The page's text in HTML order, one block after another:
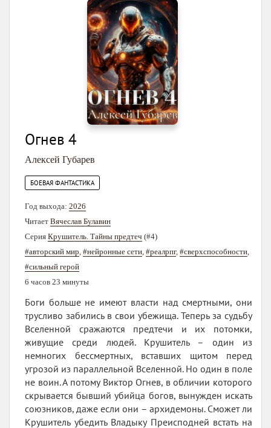
Огнев 4
Алексей Губарев
БОЕВАЯ ФАНТАСТИКА
Год выхода: 2026
Читает Вячеслав Булавин
Серия Крушитель. Тайны предтеч (#4)
#авторский мир #нейронные сети #реалрпг, #сверхспособности
#сильный герой
6 часов 23 минуты
Боги больше не имеют власти над смертными, они
трусливо забились в свои убежища. Теперь за судьбу
Вселенной сражаются предтечи и их потомки,
живущие среди людей. Крушитель – один из
немногих бессмертных, вставших щитом перед
угрозой из параллельной Вселенной. Но один в поле
не воин. А потому Виктор Огнев, в обличии которого
скрывается бывший убийца богов, вынужден искать
союзников, даже если они – архидемоны. Сможет ли
Крушитель убедить Владыку Преисподней встать на